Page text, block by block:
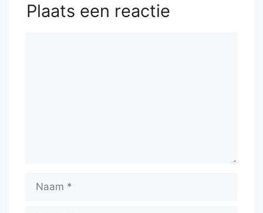
Plaats een reactie
Naam